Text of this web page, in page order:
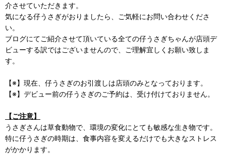
介させていただきます。
気になる仔うさぎがおりましたら、ご気軽にお問い合わせくださ
い。
ブログにてご紹介させて頂いている全ての仔うさぎちゃんが店頭デ
ビューする訳ではございませんので、ご理解宜しくお願い致しま
す。
【※】現在、仔うさぎのお引渡しは店頭のみとなっております。
【※】デビュー前の仔うさぎのご予約は、受け付けておりません。
【ご注意】
うさぎさんは草食動物で、環境の変化にとても敏感な生き物です。
特に仔うさぎの時期は、食事内容を変えるだけでも大きなストレス
がかかります。